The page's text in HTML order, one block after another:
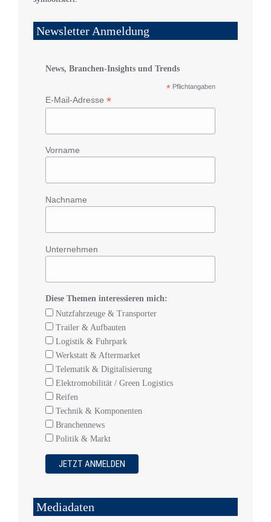
Newsletter Anmeldung
News, Branchen-Insights und Trends
* Pflichtangaben
E-Mail-Adresse *
Vorname
Nachname
Unternehmen
Diese Themen interessieren mich:
Nutzfahrzeuge & Transporter
Trailer & Aufbauten
Logistik & Fuhrpark
Werkstatt & Aftermarket
Telematik & Digitalisierung
Elektromobilität / Green Logistics
Reifen
Technik & Komponenten
Branchennews
Politik & Markt
Mediadaten